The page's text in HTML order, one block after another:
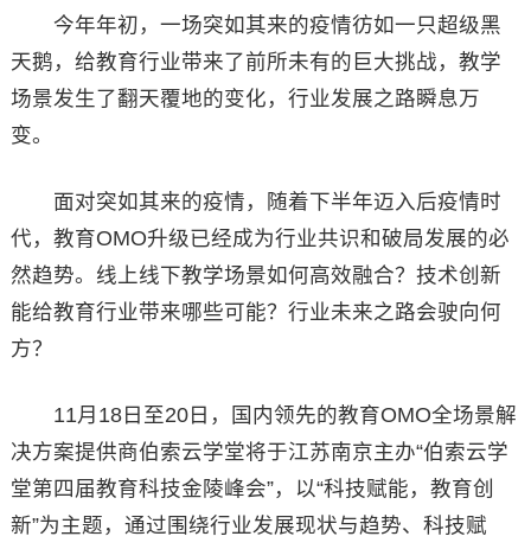
今年年初，一场突如其来的疫情彷如一只超级黑
天鹅，给教育行业带来了前所未有的巨大挑战，教学
场景发生了翻天覆地的变化，行业发展之路瞬息万
变。
面对突如其来的疫情，随着下半年迈入后疫情时
代，教育OMO升级已经成为行业共识和破局发展的必
然趋势。线上线下教学场景如何高效融合？技术创新
能给教育行业带来哪些可能？行业未来之路会驶向何
方？
11月18日至20日，国内领先的教育OMO全场景解
决方案提供商伯索云学堂将于江苏南京主办“伯索云学
堂第四届教育科技金陵峰会”，以“科技赋能，教育创
新”为主题，通过围绕行业发展现状与趋势、科技赋